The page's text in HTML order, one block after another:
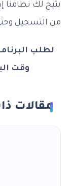
يتيح لك نظامنا
من التسجيل وحتى
لطلب
وقت
مقالات